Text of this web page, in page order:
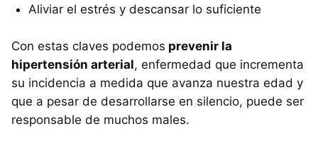
Aliviar el estrés y descansar lo suficiente
Con estas claves podemos prevenir la
hipertensión arterial, enfermedad que incrementa
su incidencia a medida que avanza nuestra edad y
que a pesar de desarrollarse en silencio, puede ser
responsable de muchos males.